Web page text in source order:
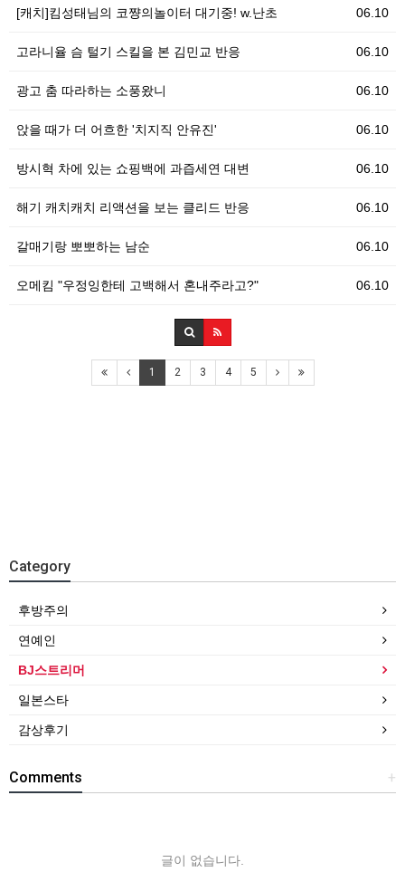
06.10
[캐치]킴성태님의 코쨩의놀이터 대기중! w.난초
06.10
고라니율 슴 털기 스킬을 본 김민교 반응
06.10
광고 춤 따라하는 소풍왔니
06.10
앉을 때가 더 어흐한 '치지직 안유진'
06.10
방시혁 차에 있는 쇼핑백에 과즙세연 대변
06.10
해기 캐치캐치 리액션을 보는 클리드 반응
06.10
갈매기랑 뽀뽀하는 남순
06.10
오메킴 "우정잉한테 고백해서 혼내주라고?"
1 2 3 4 5
Category
후방주의
연예인
BJ스트리머
일본스타
감상후기
+
Comments
글이 없습니다.